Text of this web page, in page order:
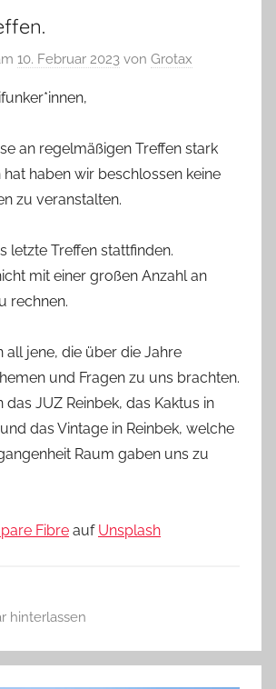
10. Februar 2023 von Grotax
an regelmäßigen Treffen stark
haben wir beschlossen keine
zu veranstalten.
letzte Treffen stattfinden.
mit einer großen Anzahl an
rechnen.
all jene, die über die Jahre
und Fragen zu uns brachten.
das JUZ Reinbek, das Kaktus in
das Vintage in Reinbek, welche
Raum gaben uns zu
Fibre auf Unsplash
hinterlassen